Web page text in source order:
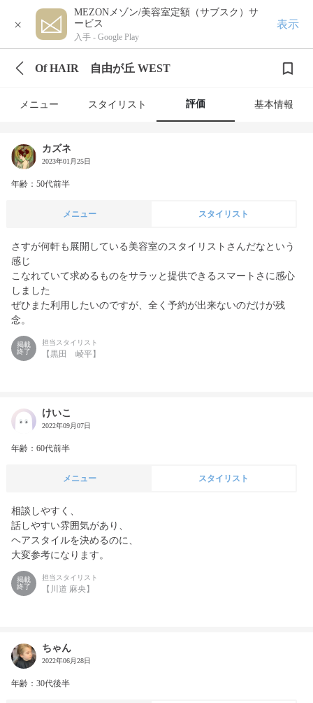
×
MEZONメゾン/美容室定額（サブスク）サ
ービス
入手 - Google Play
表示
Of HAIR 自由が丘 WEST
メニュー スタイリスト 評価 基本情報
カズネ
2023年01月25日
年齢：50代前半
メニュー スタイリスト
さすが何軒も展開している美容室のスタイリストさんだなという
感じ
こなれていて求めるものをサラッと提供できるスマートさに感心
しました
ぜひまた利用したいのですが、全く予約が出来ないのだけが残
念。
掲載
終了
担当スタイリスト
【黒田 崚平】
けいこ
2022年09月07日
年齢：60代前半
メニュー スタイリスト
相談しやすく、
話しやすい雰囲気があり、
ヘアスタイルを決めるのに、
掲載
終了
担当スタイリスト
【川道 麻央】
ちゃん
2022年06月28日
年齢：30代後半